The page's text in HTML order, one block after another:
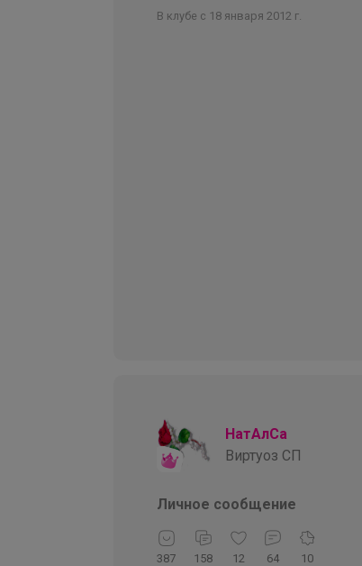
В клубе с 18 января 2012 г.
НатАлСа
Виртуоз СП
Личное сообщение
387 158 12 64 10